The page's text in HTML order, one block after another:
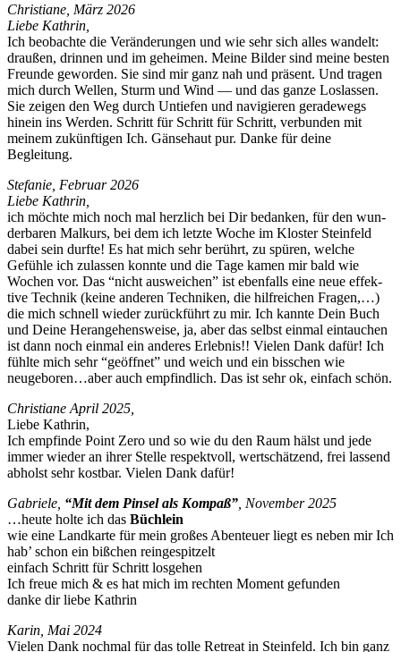
Chris­tiane, März 2026
Liebe Kathrin,
Ich beobachte die Verän­derun­gen und wie sehr sich alles wan­delt:
draußen, drin­nen und im geheimen. Meine Bilder sind meine besten
Fre­unde gewor­den. Sie sind mir ganz nah und präsent. Und tra­gen
mich durch Wellen, Sturm und Wind — und das ganze Loslassen.
Sie zeigen den Weg durch Untiefen und navigieren ger­adewegs
hinein ins Wer­den. Schritt für Schritt für Schritt, ver­bun­den mit
meinem zukün­fti­gen Ich. Gänse­haut pur. Danke für deine
Begleitung.
Ste­fanie, Feb­ru­ar 2026
Liebe Kathrin,
ich möchte mich noch mal her­zlich bei Dir bedanken, für den wun­
der­baren Malkurs, bei dem ich let­zte Woche im Kloster Ste­in­feld
dabei sein durfte! Es hat mich sehr berührt, zu spüren, welche
Gefüh­le ich zulassen kon­nte und die Tage kamen mir bald wie
Wochen vor. Das “nicht auswe­ichen” ist eben­falls eine neue effek­
tive Tech­nik (keine anderen Tech­niken, die hil­fre­ichen Fra­gen,…)
die mich schnell wieder zurück­führt zu mir. Ich kan­nte Dein Buch
und Deine Herange­hensweise, ja, aber das selb­st ein­mal ein­tauchen
ist dann noch ein­mal ein anderes Erleb­nis!! Vie­len Dank dafür! Ich
fühlte mich sehr “geöffnet” und weich und ein biss­chen wie
neugeboren…aber auch empfind­lich. Das ist sehr ok, ein­fach schön.
Chris­tiane April 2025,
Liebe Kathrin,
Ich empfinde Point Zero und so wie du den Raum hälst und jede
immer wieder an ihrer Stelle respek­tvoll, wertschätzend, frei lassend
abholst sehr kost­bar. Vie­len Dank dafür!
Gabriele, “Mit dem Pin­sel als Kom­paß” , Novem­ber 2025
…heute holte ich das Büch­lein
wie eine Land­karte für mein großes Aben­teuer liegt es neben mir Ich
hab’ schon ein bißchen reingespitzelt
ein­fach Schritt für Schritt losgehen
Ich freue mich & es hat mich im recht­en Moment gefunden
danke dir liebe Kathrin
Karin, Mai 2024
Vie­len Dank nochmal für das tolle Retreat in Ste­in­feld. Ich bin ganz